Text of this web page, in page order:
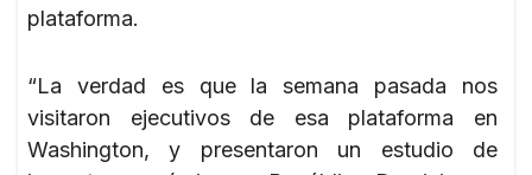
plataforma.
“La verdad es que la semana pasada nos
visitaron ejecutivos de esa plataforma en
Washington, y presentaron un estudio de